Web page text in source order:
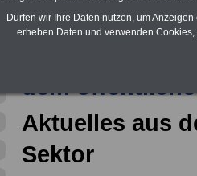
dem
Aktuelles aus
Sektor
Dürfen wir Ihre Daten nutzen, um
erheben Daten und verwenden